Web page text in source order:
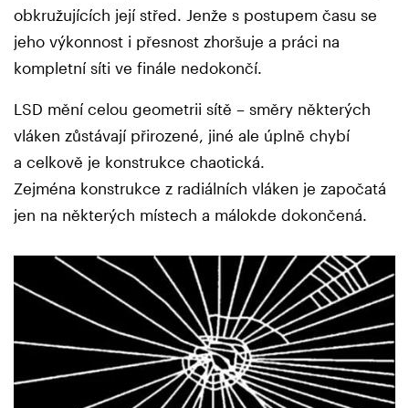
obkružujících její střed. Jenže s postupem času se
jeho výkonnost i přesnost zhoršuje a práci na
kompletní síti ve finále nedokončí.
LSD mění celou geometrii sítě – směry některých
vláken zůstávají přirozené, jiné ale úplně chybí
a celkově je konstrukce chaotická.
Zejména konstrukce z radiálních vláken je započatá
jen na některých místech a málokde dokončená.